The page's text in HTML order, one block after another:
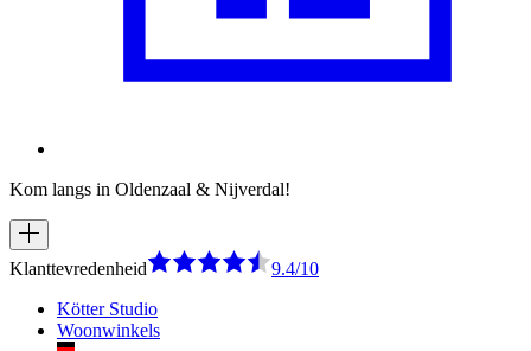
Kom langs in Oldenzaal & Nijverdal!
Klanttevredenheid
9.4/10
Kötter Studio
Woonwinkels